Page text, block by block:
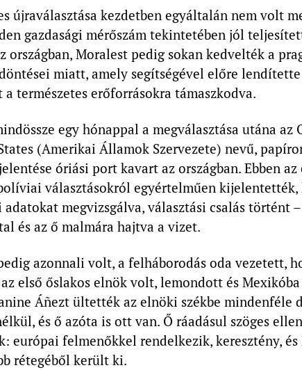
újraválasztása kezdetben egyáltalán nem volt
gazdasági mérőszám tekintetében jól
országban, Moralest pedig sokan kedvelték a
miatt, amely segítségével előre
a természetes erőforrásokra támaszkodva.
egy hónappal a megválasztása utána az
(Amerikai Államok Szervezete) nevű,
óriási port kavart az országban. Ebben az
választásokról egyértelműen kijelentették,
megvizsgálva, választási csalás történt
és az ő malmára hajtva a vizet.
azonnali volt, a felháborodás oda vezetett,
első őslakos elnök volt, lemondott és
Áñezt ültették az elnöki székbe mindenféle
és ő azóta is ott van. Ő ráadásul szöges
európai felmenőkkel rendelkezik, keresztény,
rétegéből került ki.